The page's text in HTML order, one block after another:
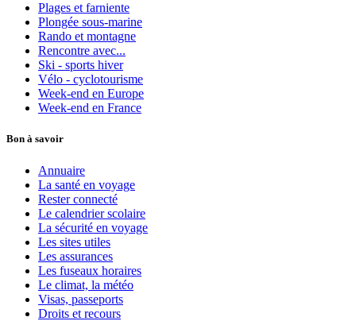
Plages et farniente
Plongée sous-marine
Rando et montagne
Rencontre avec...
Ski - sports hiver
Vélo - cyclotourisme
Week-end en Europe
Week-end en France
Bon à savoir
Annuaire
La santé en voyage
Rester connecté
Le calendrier scolaire
La sécurité en voyage
Les sites utiles
Les assurances
Les fuseaux horaires
Le climat, la météo
Visas, passeports
Droits et recours